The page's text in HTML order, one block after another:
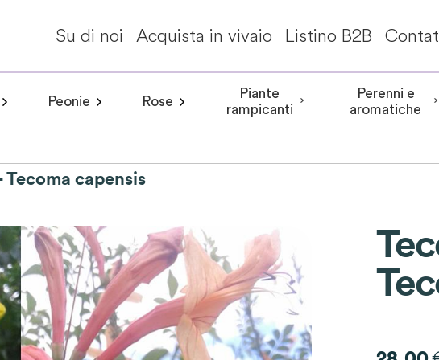
Su di noi Acquista in vivaio Listino B2B
a fioritura invernale
Conifere Piante da interni - Piante da
Arbusti a
Hydrangea aspera Hydrangea involucrataHydrangea
Plumeria Frangipane pomeliaAceri giapponesi Alberi per climi miti
PeoniePeonia arbustiva Peonia Erbacea Peonia Itoh
Rose Rosa rampicante Rosa cespuglio
Piante
rampicanti
Akebia Aristolochia
Perenni e
aromatiche
Tecoma capensis